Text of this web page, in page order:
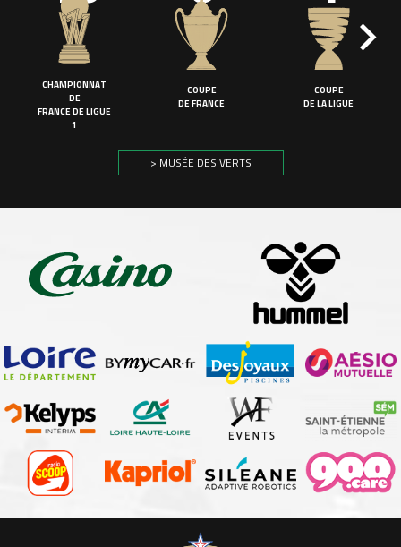
CHAMPIONNAT
DE
FRANCE DE LIGUE
1
COUPE
DE FRANCE
COUPE
DE LA LIGUE
> MUSÉE DES VERTS